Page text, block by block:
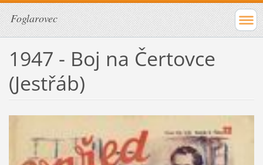
Foglarovec
1947 - Boj na Čertovce
(Jestřáb)